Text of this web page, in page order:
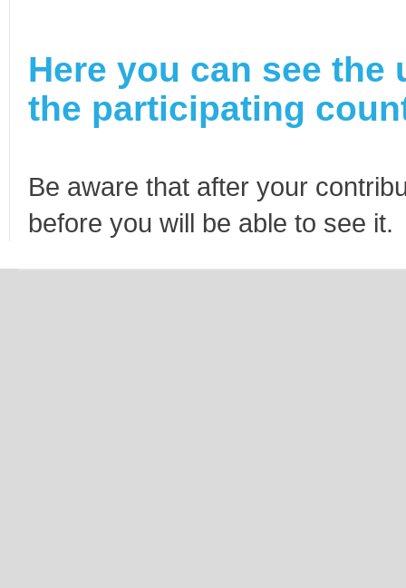
Here you can see
the participating
Be aware that after your
before you will be able to see it.